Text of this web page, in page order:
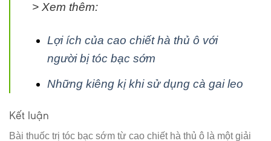
> Xem thêm:
Lợi ích của cao chiết hà thủ ô với
người bị tóc bạc sớm
Những kiêng kị khi sử dụng cà gai leo
Kết luận
Bài thuốc trị tóc bạc sớm từ cao chiết hà thủ ô là một giải